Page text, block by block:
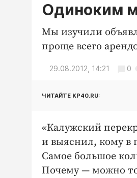
Одиноким
Мы изучили
проще всего
29.08.2012, 14:21 0
ЧИТАЙТЕ KP40.RU:
«Калужский
и выяснил, кому в
Самое большое
Почему — можно